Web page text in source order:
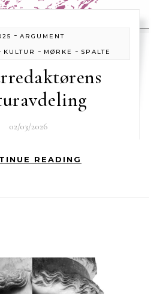
- ARGUMENT
KULTUR - MØRKE - SPALTE
02/03/2026
READING